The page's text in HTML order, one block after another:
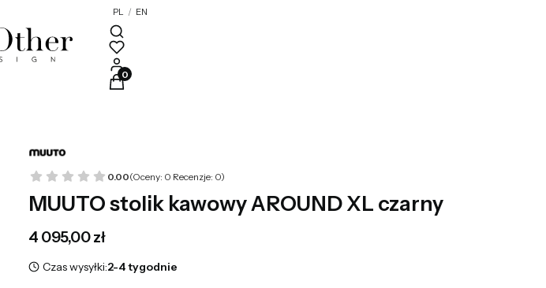
PL / EN
Produkty w koszyku: 0. Zobacz szczegóły
0.00(Oceny: 0 Recenzje: 0)
MUUTO stolik kawowy AROUND XL czarny
Cena
4 095,00 zł
Czas wysyłki:2-4 tygodnie